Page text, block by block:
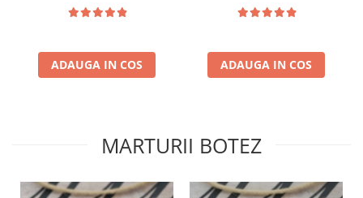
ADAUGA IN COS ADAUGA IN COS
MARTURII BOTEZ